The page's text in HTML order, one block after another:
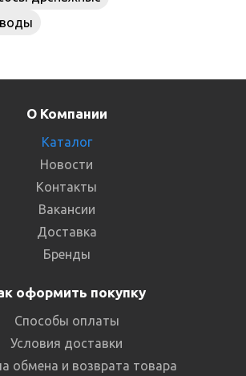
О Компании
Каталог
Новости
Контакты
Вакансии
Доставка
Бренды
оформить покупку
Способы оплаты
Условия доставки
обмена и возврата товара